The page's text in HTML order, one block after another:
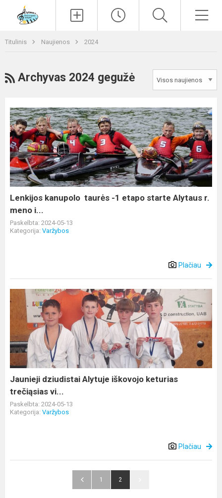
Titulinis Naujienos 2024
RSS
Archyvas 2024 gegužė
Lenkijos
kanupolo
taurės
-1
etapo
starte
Alytaus
r.
meno
i...
Lenkijos kanupolo taurės -1 etapo starte Alytaus r.
meno i...
Paskelbta: 2024-05-13
Kategorija: Varžybos
Plačiau
Jaunieji
dziudistai
Alytuje
iškovojo
keturias
trečiąsias
vi...
Jaunieji dziudistai Alytuje iškovojo keturias
trečiąsias vi...
Paskelbta: 2024-05-13
Kategorija: Varžybos
Plačiau
1 2